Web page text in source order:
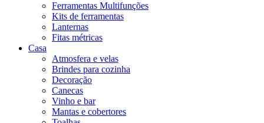
Ferramentas Multifunções
Kits de ferramentas
Lanternas
Fitas métricas
Casa
Atmosfera e velas
Brindes para cozinha
Decoração
Canecas
Vinho e bar
Mantas e cobertores